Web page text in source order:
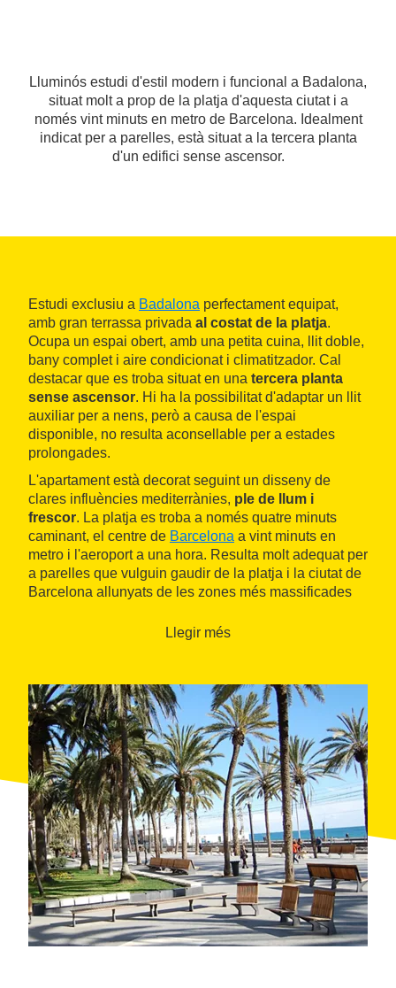
Lluminós estudi d'estil modern i funcional a Badalona,
situat molt a prop de la platja d'aquesta ciutat i a
només vint minuts en metro de Barcelona. Idealment
indicat per a parelles, està situat a la tercera planta
d'un edifici sense ascensor.
Estudi exclusiu a Badalona perfectament equipat,
amb gran terrassa privada al costat de la platja.
Ocupa un espai obert, amb una petita cuina, llit doble,
bany complet i aire condicionat i climatitzador. Cal
destacar que es troba situat en una tercera planta
sense ascensor. Hi ha la possibilitat d'adaptar un llit
auxiliar per a nens, però a causa de l'espai
disponible, no resulta aconsellable per a estades
prolongades.
L'apartament està decorat seguint un disseny de
clares influències mediterrànies, ple de llum i
frescor. La platja es troba a només quatre minuts
caminant, el centre de Barcelona a vint minuts en
metro i l'aeroport a una hora. Resulta molt adequat per
a parelles que vulguin gaudir de la platja i la ciutat de
Barcelona allunyats de les zones més massificades
Llegir més